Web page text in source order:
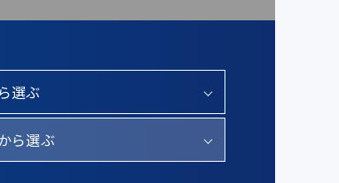
選ぶ
ら選ぶ